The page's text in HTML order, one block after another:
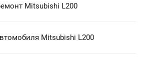
Mitsubishi L200
Mitsubishi L200